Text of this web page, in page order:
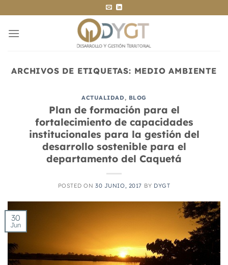
al
contenido
ARCHIVOS DE ETIQUETAS: MEDIO AMBIENTE
ACTUALIDAD, BLOG
Plan de formación para el
fortalecimiento de capacidades
institucionales para la gestión del
desarrollo sostenible para el
departamento del Caquetá
POSTED ON30 JUNIO, 2017 BY DYGT
30
Jun